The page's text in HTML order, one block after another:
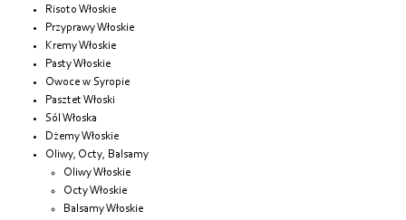
Risoto Włoskie
Przyprawy Włoskie
Kremy Włoskie
Pasty Włoskie
Owoce w Syropie
Pasztet Włoski
Sól Włoska
Dżemy Włoskie
Oliwy, Octy, Balsamy
Oliwy Włoskie
Octy Włoskie
Balsamy Włoskie